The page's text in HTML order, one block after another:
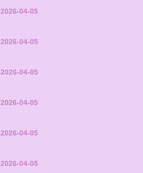
2026-04-05
2026-04-05
2026-04-05
2026-04-05
2026-04-05
2026-04-05